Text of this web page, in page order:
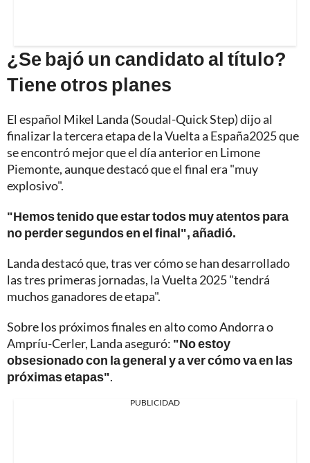
¿Se bajó un candidato al título?
Tiene otros planes
El español Mikel Landa (Soudal-Quick Step) dijo al
finalizar la tercera etapa de la Vuelta a España2025 que
se encontró mejor que el día anterior en Limone
Piemonte, aunque destacó que el final era "muy
explosivo".
"Hemos tenido que estar todos muy atentos para
no perder segundos en el final", añadió.
Landa destacó que, tras ver cómo se han desarrollado
las tres primeras jornadas, la Vuelta 2025 "tendrá
muchos ganadores de etapa".
Sobre los próximos finales en alto como Andorra o
Ampríu-Cerler, Landa aseguró: "No estoy
obsesionado con la general y a ver cómo va en las
próximas etapas".
PUBLICIDAD